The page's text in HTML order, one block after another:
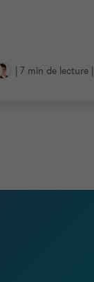
| 7 min de lecture |